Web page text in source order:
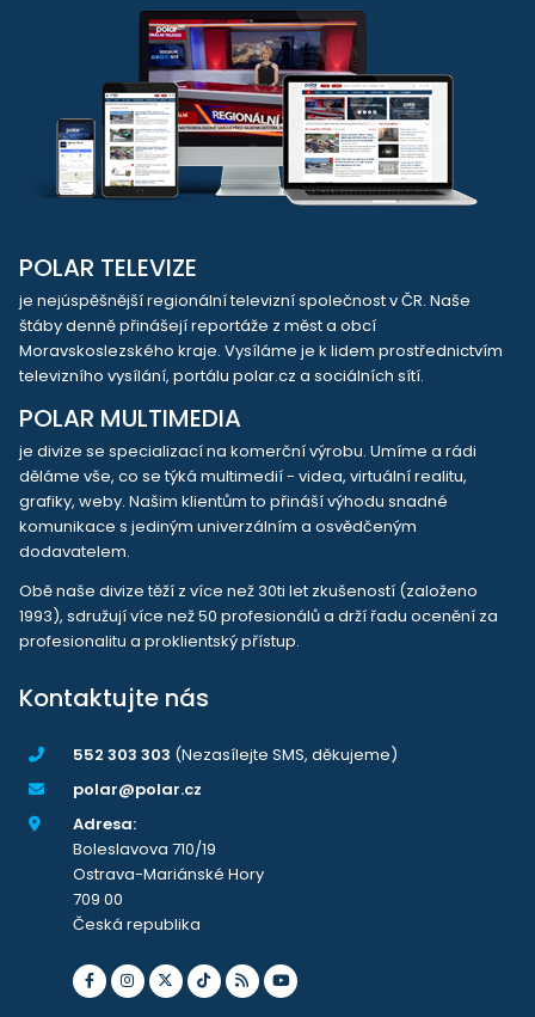
POLAR TELEVIZE
je nejúspěšnější regionální televizní společnost v ČR. Naše
štáby denně přinášejí reportáže z měst a obcí
Moravskoslezského kraje. Vysíláme je k lidem prostřednictvím
televizního vysílání, portálu polar.cz a sociálních sítí.
POLAR MULTIMEDIA
je divize se specializací na komerční výrobu. Umíme a rádi
děláme vše, co se týká multimedií - videa, virtuální realitu,
grafiky, weby. Našim klientům to přináší výhodu snadné
komunikace s jediným univerzálním a osvědčeným
dodavatelem.
Obě naše divize těží z více než 30ti let zkušeností (založeno
1993), sdružují více než 50 profesionálů a drží řadu ocenění za
profesionalitu a proklientský přístup.
Kontaktujte nás
552 303 303 (Nezasílejte SMS, děkujeme)
polar@polar.cz
Adresa:
Boleslavova 710/19
Ostrava-Mariánské Hory
709 00
Česká republika